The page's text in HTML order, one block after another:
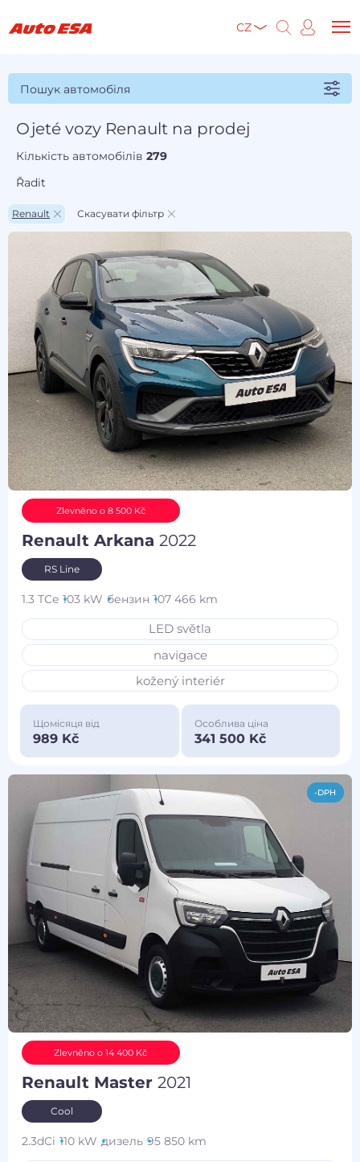
CZ
Пошук автомобіля
Ojeté vozy Renault na prodej
Кількість автомобілів279
Řadit
Renault Скасувати фільтр
Zlevněno o 8 500 Kč
Renault Arkana2022
RS Line
1.3 TCe 103 kW бензин 107 466 km
LED světla
navigace
kožený interiér
Щомісяця від
989 Kč
Особлива ціна
341 500 Kč
-DPH
Zlevněno o 14 400 Kč
Renault Master2021
Cool
2.3dCi 110 kW дизель 95 850 km